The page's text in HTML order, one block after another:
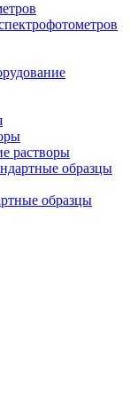
растворы
образцы
образцы